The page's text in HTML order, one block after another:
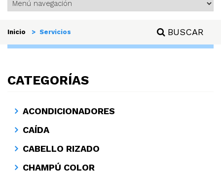
Inicio > Servicios BUSCAR
CATEGORÍAS
ACONDICIONADORES
CAÍDA
CABELLO RIZADO
CHAMPÚ COLOR